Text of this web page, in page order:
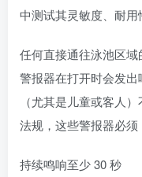
中测试其灵敏度、耐用
任何直接通往泳池区
警报器在打开时会发
（尤其是儿童或客人
法规，这些警报器必须
持续鸣响至少 30 秒